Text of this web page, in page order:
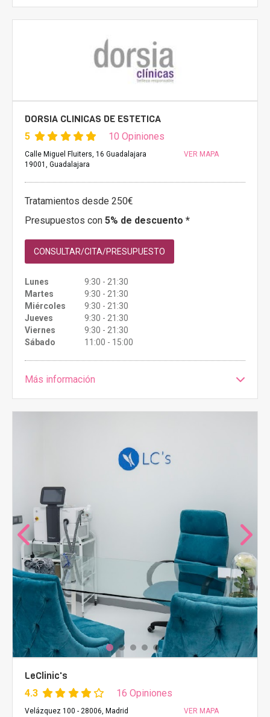
DORSIA CLINICAS DE ESTETICA
5 10 Opiniones
Calle Miguel Fluiters, 16 Guadalajara
19001, Guadalajara
VER MAPA
Tratamientos desde 250€
Presupuestos con 5% de descuento *
CONSULTAR/CITA/PRESUPUESTO
Lunes
9:30 - 21:30
Martes
9:30 - 21:30
Miércoles
9:30 - 21:30
Jueves
9:30 - 21:30
Viernes
9:30 - 21:30
Sábado
11:00 - 15:00
Más información
LeClinic's
4.3 16 Opiniones
Velázquez 100 - 28006, Madrid VER MAPA